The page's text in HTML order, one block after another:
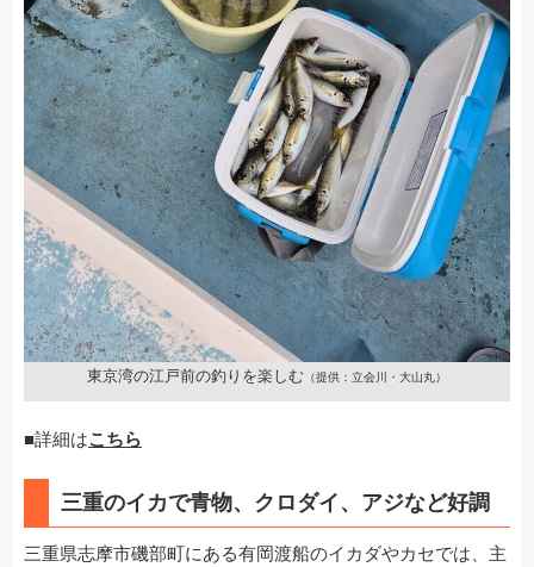
東京湾の江戸前の釣りを楽しむ （提供：立会川・大山丸）
■詳細はこちら
三重のイカで青物、クロダイ、アジなど好調
三重県志摩市磯部町にある有岡渡船のイカダやカセでは、主